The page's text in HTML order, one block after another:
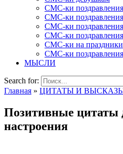
СМС-ки
СМС-ки
СМС-ки
СМС-ки поздравления
СМС-ки на праздники
СМС-ки
МЫСЛИ
Search for:
Главная » ЦИТАТЫ И
Позитивные цитаты
настроения